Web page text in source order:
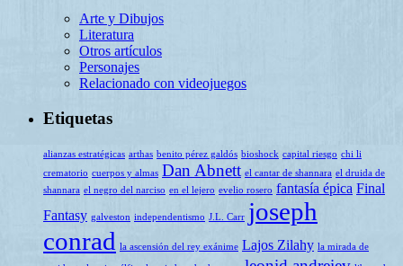
Arte y Dibujos
Literatura
Otros artículos
Personajes
Relacionado con videojuegos
Etiquetas
alianzas estratégicas arthas benito pérez galdós bioshock capital riesgo chi li
crematorio cuerpos y almas Dan Abnett el cantar de shannara el druida de
shannara el negro del narciso en el lejero evelio rosero fantasía épica Final
Fantasy galveston independentismo J.L. Carr joseph
conrad la ascensión del rey exánime Lajos Zilahy la mirada de